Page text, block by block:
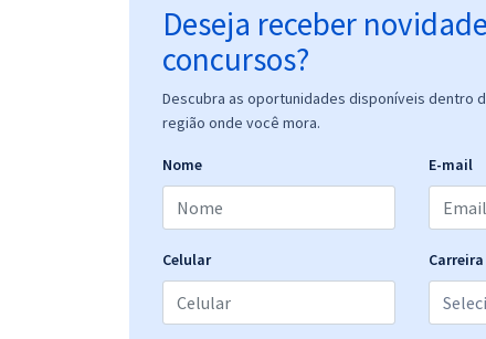
Deseja receber
concursos?
Descubra as oportunidades disponíveis dentro
região onde você mora.
Nome E-mail
Celular Carreira